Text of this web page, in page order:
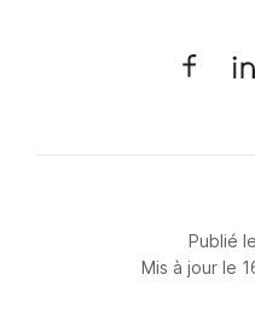
Publié
Mis à jour le